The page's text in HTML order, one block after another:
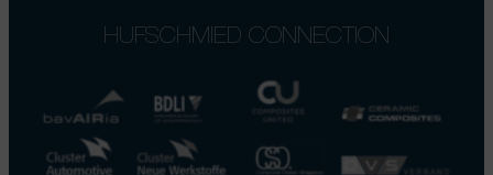
HUFSCHMIED CONNECTION